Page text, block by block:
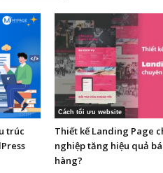
trúc
Cách tối ưu website
Thiết kế Landing Page
nghiệp tăng hiệu quả
hàng?